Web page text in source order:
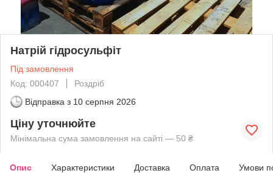
Натрій гідросульфіт
Під замовлення
Код: 000407
Роздріб
Відправка з 10 серпня 2026
Ціну уточнюйте
Мінімальна сума замовлення на сайті — 50 ₴
Опис Характеристики Доставка Оплата Умови